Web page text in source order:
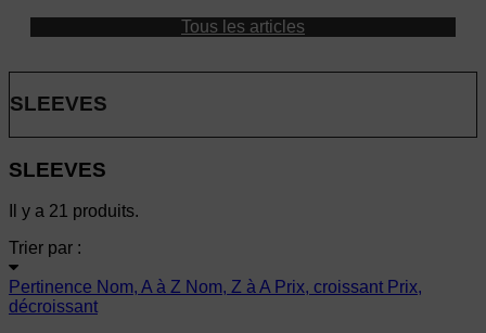
Tous les articles
SLEEVES
SLEEVES
Il y a 21 produits.
Trier par :
Pertinence Nom, A à Z Nom, Z à A Prix, croissant Prix,
décroissant